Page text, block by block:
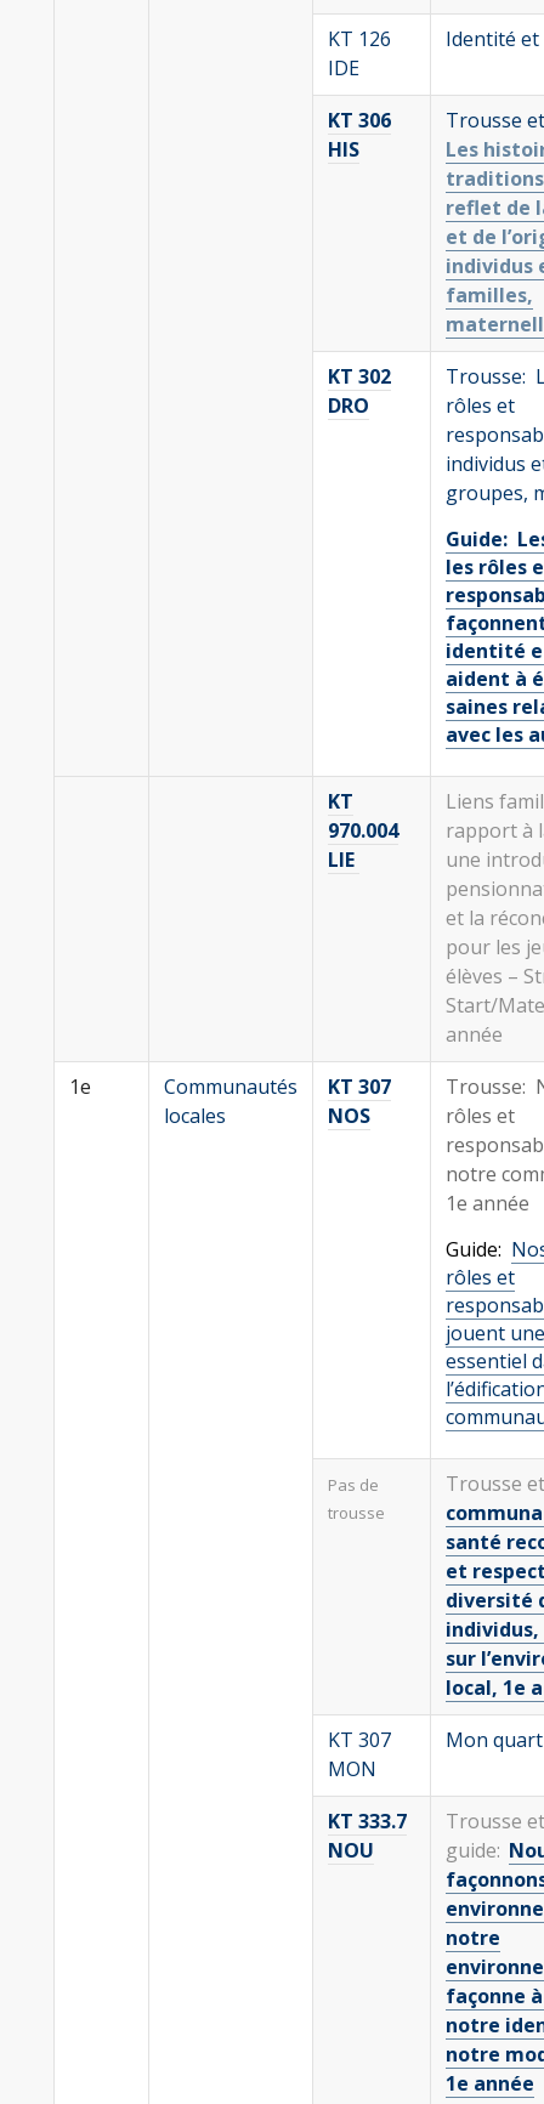
KT 126
IDE
Identité et
KT 306
HIS
Trousse
Les
reflet de
et de
individus
familles,
KT 302
DRO
Trousse:
rôles et
individus
groupes,
Guide:
les rôles
identité
aident à
saines
avec les
KT
970.004
LIE
Liens
rapport à
une
et la
pour les
élèves –
Start/
année
1e
Communautés
locales
KT 307
NOS
Trousse:
rôles et
notre
1e année
Guide:
rôles et
jouent
essentiel
Pas de
trousse
Trousse
santé
et
diversité
sur
local, 1e
KT 307
MON
Mon
KT 333.7
NOU
Trousse et
guide:
notre
façonne
notre
notre
1e année